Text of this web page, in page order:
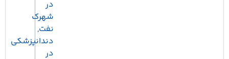
شهرک
نفت,
دندانپزشکی